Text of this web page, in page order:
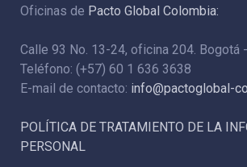
Oficinas de Pacto Global Colombia:
Calle 93 No. 13-24, oficina 204. Bogotá
Teléfono: (+57) 60 1 636 3638
E-mail de contacto: info@pactoglobal-
POLÍTICA DE TRATAMIENTO DE LA
PERSONAL